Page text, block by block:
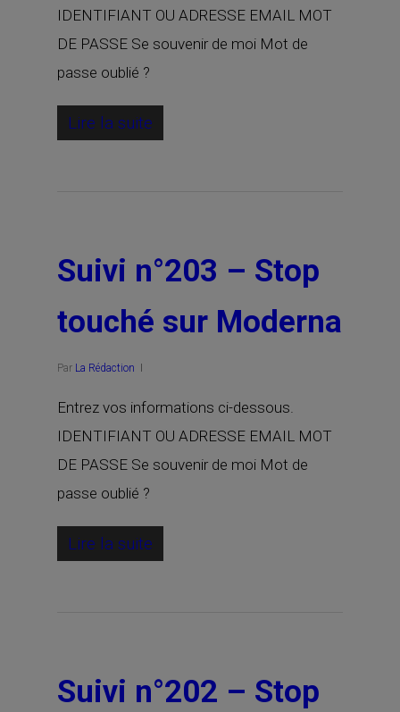
IDENTIFIANT OU ADRESSE EMAIL MOT
DE PASSE Se souvenir de moi Mot de
passe oublié ?
Lire la suite
Suivi n°203 – Stop
touché sur Moderna
Par La Rédaction
Entrez vos informations ci-dessous.
IDENTIFIANT OU ADRESSE EMAIL MOT
DE PASSE Se souvenir de moi Mot de
passe oublié ?
Lire la suite
Suivi n°202 – Stop